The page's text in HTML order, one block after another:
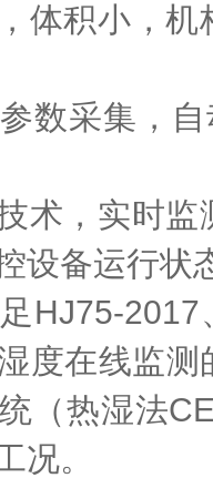
体积小，机
数采集，自
术，实时监
设备运行状
HJ75-2017
度在线监
（热湿法
况。